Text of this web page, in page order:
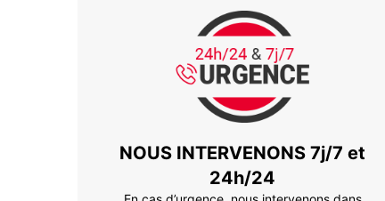
NOUS INTERVENONS 7j/7 et
24h/24